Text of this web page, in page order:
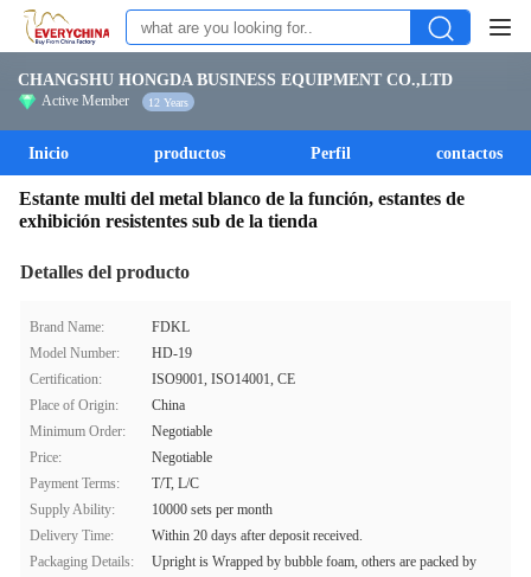
CHANGSHU HONGDA BUSINESS EQUIPMENT CO.,LTD
Active Member 12 Years
Inicio productos Perfil contactos
Estante multi del metal blanco de la función, estantes de
exhibición resistentes sub de la tienda
Detalles del producto
Brand Name:
FDKL
Model Number:
HD-19
Certification:
ISO9001, ISO14001, CE
Place of Origin:
China
Minimum Order:
Negotiable
Price:
Negotiable
Payment Terms:
T/T, L/C
Supply Ability:
10000 sets per month
Delivery Time:
Within 20 days after deposit received.
Packaging Details:
Upright is Wrapped by bubble foam, others are packed by